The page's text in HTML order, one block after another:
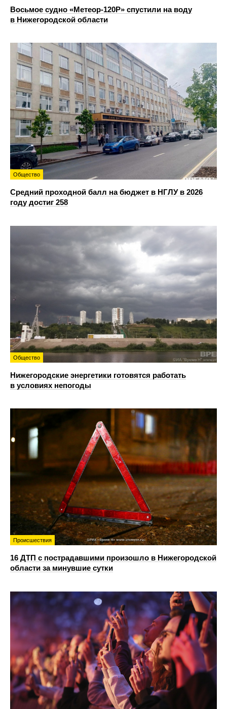
Восьмое судно «Метеор-120Р» спустили на воду
в Нижегородской области
Общество
Средний проходной балл на бюджет в НГЛУ в 2026
году достиг 258
Общество
Нижегородские энергетики готовятся работать
в условиях непогоды
Происшествия
16 ДТП с пострадавшими произошло в Нижегородской
области за минувшие сутки